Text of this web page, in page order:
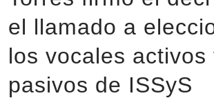
el llamado a
los vocales activos
pasivos de ISSyS